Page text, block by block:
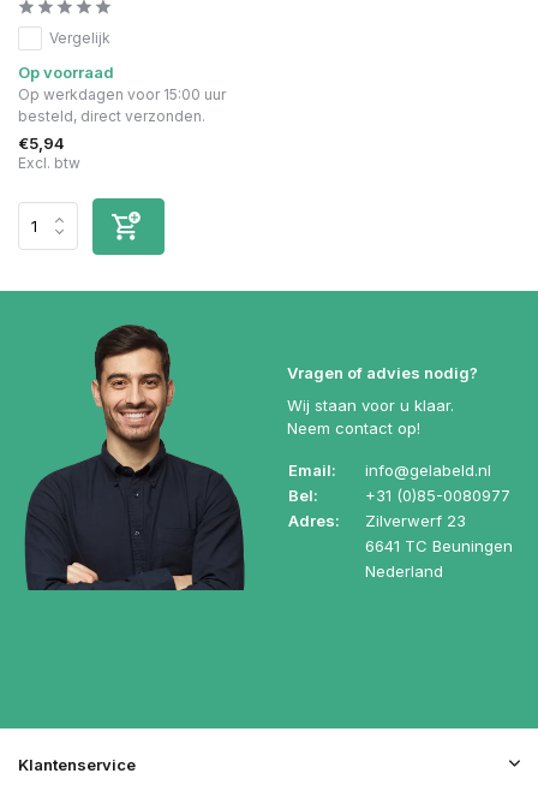
Vergelijk
Op voorraad
Op werkdagen voor 15:00 uur
besteld, direct verzonden.
€5,94
Excl. btw
Vragen of advies nodig?
Wij staan voor u klaar.
Neem contact op!
Email:
info@gelabeld.nl
Bel:
+31 (0)85-0080977
Adres:
Zilverwerf 23
6641 TC Beuningen
Nederland
Klantenservice